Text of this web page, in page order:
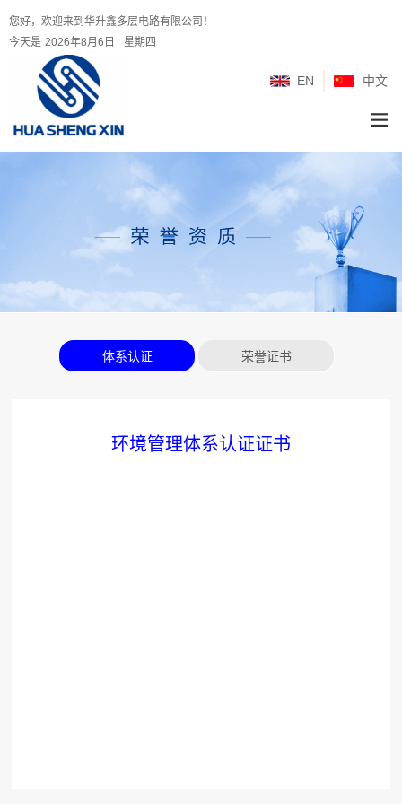
您好，欢迎来到华升鑫多层电路有限公司！
今天是 2026年8月6日 星期四
中文
EN
体系认证 荣誉证书
环境管理体系认证证书